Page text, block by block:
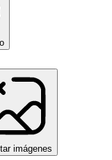
imágenes